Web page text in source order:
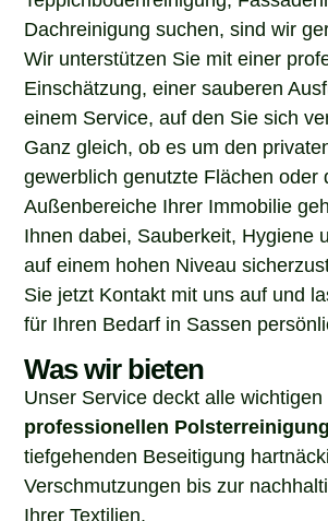
Dachreinigung suchen, sind wir
Wir unterstützen Sie mit einer
Einschätzung, einer sauberen
einem Service, auf den Sie sich
Ganz gleich, ob es um den
gewerblich genutzte Flächen oder
Außenbereiche Ihrer Immobilie
Ihnen dabei, Sauberkeit, Hygiene
auf einem hohen Niveau
Sie jetzt Kontakt mit uns auf und
für Ihren Bedarf in Sassen
Was wir bieten
Unser Service deckt alle wichtigen
professionellen Polsterreinigung
tiefgehenden Beseitigung
Verschmutzungen bis zur
Ihrer Textilien.